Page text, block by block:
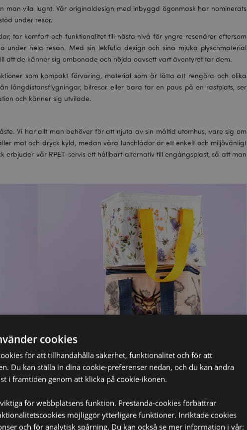
man vila lugnt. Vår originaldesign med inbyggd ögonmask har nominerats
under resor.
tar komfort och funktionalitet till nästa nivå för yngre resenärer eftersom
hela resan. Med sin lekfulla design och sina mjuka plyschmaterial
att de känner sig ombonade och nöjda oavsett vart äventyret tar dem.
som kompakt förvaring, material som är lätta att rengöra och olika
långdistansflygningar, bilresor eller bara tar en paus på en rastplats, ser
och känner sig utvilade.
Vi har allt man behöver för att njuta av sin måltid utomhus, vare sig om
mat och dryck kyld, medan våra lunchlådor är ett enkelt och miljövänligt
vår RPET-servis ett hållbart alternativ till engångsplast, så att man
cookies
för att tillhandahålla säkerhet, funktionalitet och för att
Du kan ställa in dina cookie-preferenser nedan, och du kan ändra
i framtiden genom att klicka på cookie-ikonen.
för webbplatsens funktion. Prestanda-cookies förbättrar
möjliggör ytterligare funktioner. Inriktade cookies
och för analytisk spårning. Du kan också se mer information i vår: